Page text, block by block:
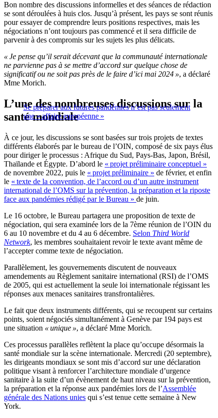
Bon nombre des discussions informelles et des séances de rédaction
se sont déroulées à huis clos. Jusqu’à présent, les pays se sont réunis
pour essayer de comprendre leurs positions respectives, mais les
négociations n’ont toujours pas commencé et il sera difficile de
parvenir à des compromis sur les sujets les plus délicats.
« Je pense qu’il serait décevant que la communauté internationale
ne parvienne pas à se mettre d’accord sur quelque chose de
significatif ou ne soit pas près de le faire d’ici mai 2024 », a déclaré
Mme Morich.
Se préparer aux futures pandémies n’est pas seulement
une « affaire européenne »
L’une des nombreuses discussions sur la
santé mondiale
À ce jour, les discussions se sont basées sur trois projets de textes
différents élaborés par le bureau de l’OIN, composé de six pays élus
pour diriger le processus : Afrique du Sud, Pays-Bas, Japon, Brésil,
Thaïlande et Égypte. D’abord le « projet préliminaire conceptuel »
de novembre 2022, puis le « projet préliminaire » de février, et enfin
le « texte de la convention, de l’accord ou d’un autre instrument
international de l’OMS sur la prévention, la préparation et la riposte
face aux pandémies rédigé par le Bureau » de juin.
Le 16 octobre, le Bureau partagera une proposition de texte de
négociation, qui sera examinée lors de la 7ème réunion de l’OIN du
6 au 10 novembre et du 4 au 6 décembre. Selon Third World
Network, les membres souhaitaient revoir le texte avant même de
l’accepter comme texte de négociation.
Parallèlement, les gouvernements discutent de nouveaux
amendements au Règlement sanitaire international (RSI) de l’OMS
de 2005, qui est actuellement la seule loi internationale régissant les
réponses aux menaces sanitaires transfrontalières.
Le fait que deux instruments différents, qui se recoupent sur certains
points, soient négociés simultanément à Genève par 194 pays est
une situation « unique », a déclaré Mme Morich.
Ces processus parallèles reflètent la place qu’occupe désormais la
santé mondiale sur la scène internationale. Mercredi (20 septembre),
les dirigeants mondiaux se sont mis d’accord sur une déclaration
politique visant à renforcer l’architecture mondiale d’urgence
sanitaire à la suite d’un évènement de haut niveau sur la prévention,
la préparation et la réponse aux pandémies lors de l’Assemblée
générale des Nations unies qui s’est tenue cette semaine à New
York.